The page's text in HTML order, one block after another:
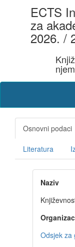
ECTS
za
2026. /
Osnovni podaci
Literatura
Naziv
Odsjek za